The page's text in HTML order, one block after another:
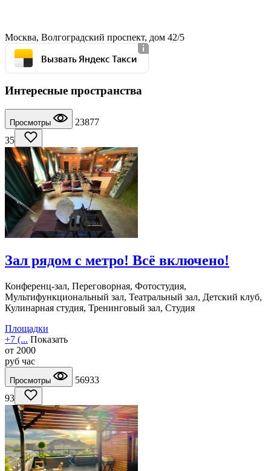
Москва, Волгоградский проспект, дом 42/5
Вызвать Яндекс Такси
Интересные пространства
Просмотры
23877
35
Зал рядом с метро! Всё включено!
Конференц-зал, Переговорная, Фотостудия,
Мультифункциональный зал, Театральный зал, Детский клуб,
Кулинарная студия, Тренинговый зал, Студия
Площадки
+7 (... Показать
от 2000
руб час
Просмотры
56933
93